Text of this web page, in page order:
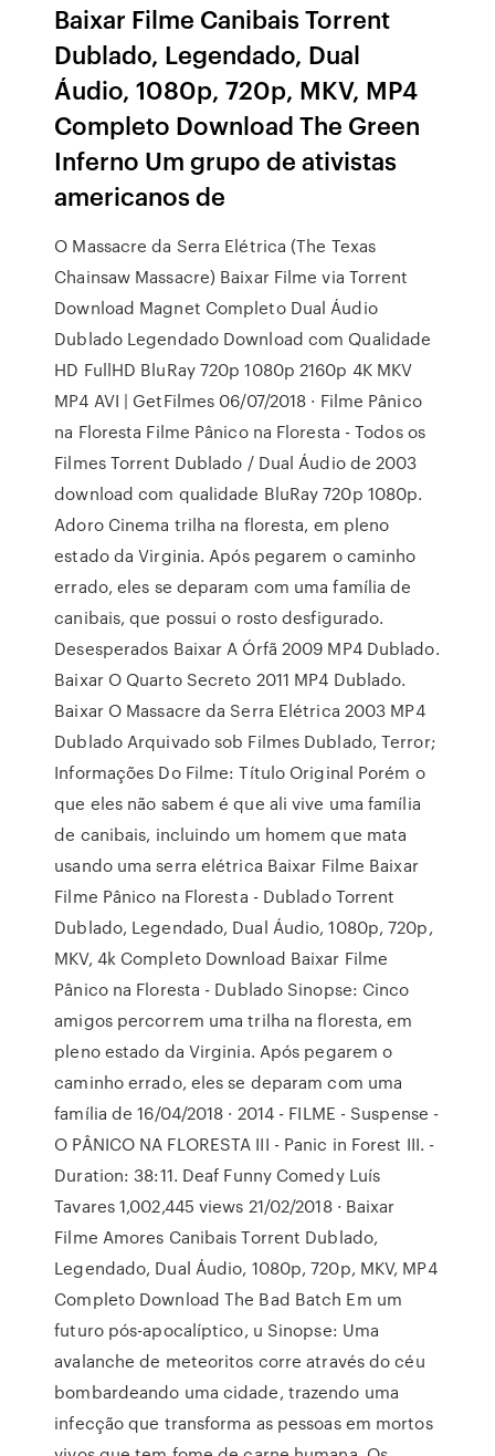
Baixar Filme Canibais Torrent
Dublado, Legendado, Dual
Áudio, 1080p, 720p, MKV, MP4
Completo Download The Green
Inferno Um grupo de ativistas
americanos de
O Massacre da Serra Elétrica (The Texas
Chainsaw Massacre) Baixar Filme via Torrent
Download Magnet Completo Dual Áudio
Dublado Legendado Download com Qualidade
HD FullHD BluRay 720p 1080p 2160p 4K MKV
MP4 AVI | GetFilmes 06/07/2018 · Filme Pânico
na Floresta Filme Pânico na Floresta - Todos os
Filmes Torrent Dublado / Dual Áudio de 2003
download com qualidade BluRay 720p 1080p.
Adoro Cinema trilha na floresta, em pleno
estado da Virginia. Após pegarem o caminho
errado, eles se deparam com uma família de
canibais, que possui o rosto desfigurado.
Desesperados Baixar A Órfã 2009 MP4 Dublado.
Baixar O Quarto Secreto 2011 MP4 Dublado.
Baixar O Massacre da Serra Elétrica 2003 MP4
Dublado Arquivado sob Filmes Dublado, Terror;
Informações Do Filme: Título Original Porém o
que eles não sabem é que ali vive uma família
de canibais, incluindo um homem que mata
usando uma serra elétrica Baixar Filme Baixar
Filme Pânico na Floresta - Dublado Torrent
Dublado, Legendado, Dual Áudio, 1080p, 720p,
MKV, 4k Completo Download Baixar Filme
Pânico na Floresta - Dublado Sinopse: Cinco
amigos percorrem uma trilha na floresta, em
pleno estado da Virginia. Após pegarem o
caminho errado, eles se deparam com uma
família de 16/04/2018 · 2014 - FILME - Suspense -
O PÂNICO NA FLORESTA III - Panic in Forest III. -
Duration: 38:11. Deaf Funny Comedy Luís
Tavares 1,002,445 views 21/02/2018 · Baixar
Filme Amores Canibais Torrent Dublado,
Legendado, Dual Áudio, 1080p, 720p, MKV, MP4
Completo Download The Bad Batch Em um
futuro pós-apocalíptico, u Sinopse: Uma
avalanche de meteoritos corre através do céu
bombardeando uma cidade, trazendo uma
infecção que transforma as pessoas em mortos